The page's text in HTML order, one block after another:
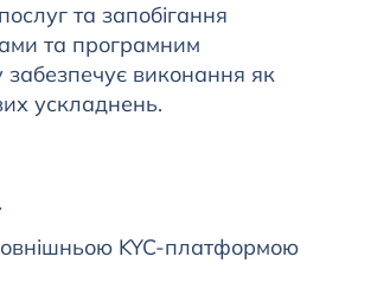
та запобігання
та програмним
виконання як
ускладнень.
KYC-платформою